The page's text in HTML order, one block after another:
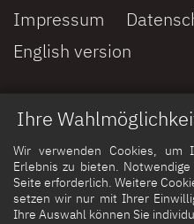
Ihre
Wir verwenden Cookies, um
Erlebnis zu bieten.
Seite erforderlich. Weitere
setzen wir nur mit Ihrer
Ihre Auswahl können Sie
Impressum
English version